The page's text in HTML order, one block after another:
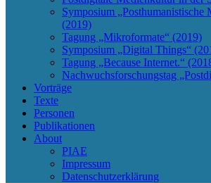
Symposium „Posthumanistische
(2019)
Tagung „Mikroformate“ (2019)
Symposium „Digital Things“
Tagung „Because Internet.“
Nachwuchsforschungstag
Vorträge
Texte
Personen
Publikationen
About
PIAE
Impressum
Datenschutzerklärung